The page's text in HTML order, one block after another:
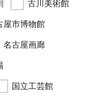
古川美術館
屋市博物館
名古屋画廊
国立工芸館